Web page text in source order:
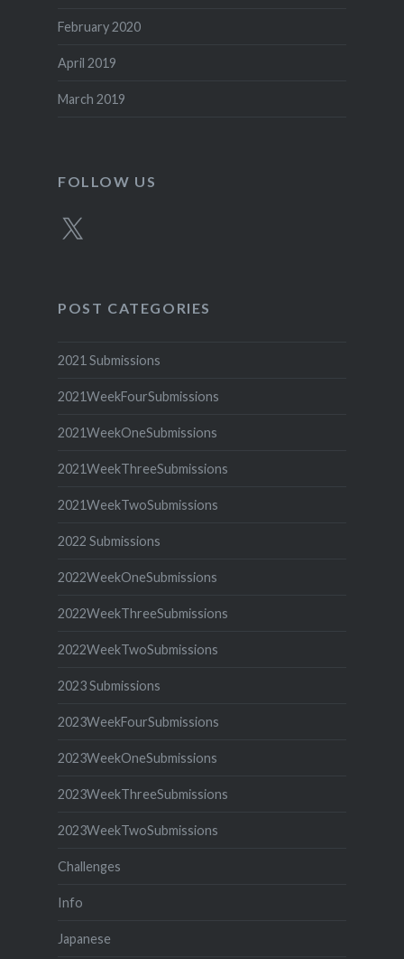
February 2020
April 2019
March 2019
FOLLOW US
X
POST CATEGORIES
2021 Submissions
2021WeekFourSubmissions
2021WeekOneSubmissions
2021WeekThreeSubmissions
2021WeekTwoSubmissions
2022 Submissions
2022WeekOneSubmissions
2022WeekThreeSubmissions
2022WeekTwoSubmissions
2023 Submissions
2023WeekFourSubmissions
2023WeekOneSubmissions
2023WeekThreeSubmissions
2023WeekTwoSubmissions
Challenges
Info
Japanese